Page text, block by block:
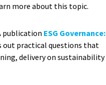
more about this topic.
publication ESG Governance:
out practical questions that
delivery on sustainability